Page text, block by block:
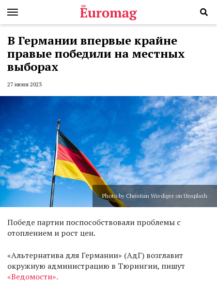
В Германии впервые крайне
правые победили на местных
выборах
27 июня 2023
Photo by Christian Wiediger on Unsplash
Победе партии поспособствовали проблемы с
отоплением и рост цен.
«Альтернатива для Германии» (АдГ) возглавит
окружную администрацию в Тюрингии, пишут
«Ведомости».